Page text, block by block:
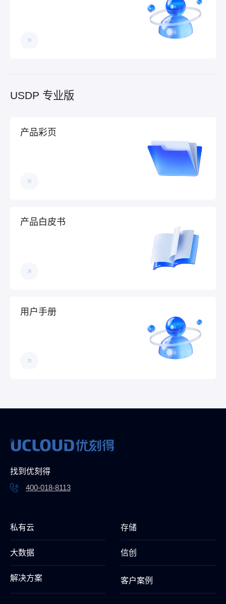
USDP 专业版
产品彩页
产品白皮书
用户手册
找到优刻得
400-018-8113
私有云 存储
大数据 信创
解决方案 客户案例